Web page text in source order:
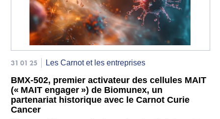
31 01 25 Les Carnot et les entreprises
BMX-502, premier activateur des cellules MAIT
(« MAIT engager ») de Biomunex, un
partenariat historique avec le Carnot Curie
Cancer